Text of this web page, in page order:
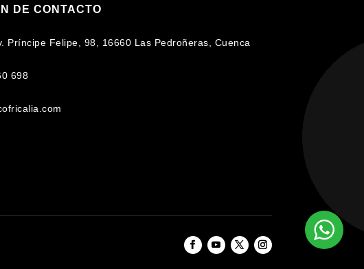
DE CONTACTO
Príncipe Felipe, 98, 16660 Las Pedroñeras, Cuenca
698